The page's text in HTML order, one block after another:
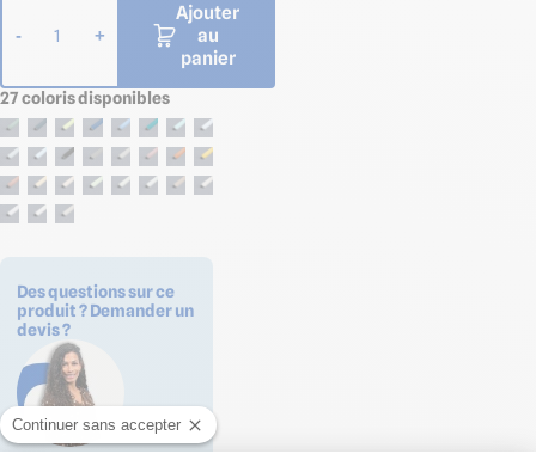
- 1 +
Ajouter
au
panier
27 coloris disponibles
Des questions sur ce
produit ? Demander un
devis ?
Continuer sans accepter